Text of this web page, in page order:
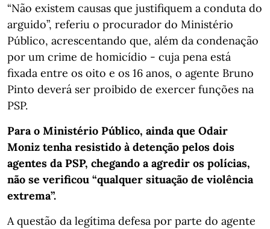
“Não existem causas que justifiquem a conduta do
arguido”, referiu o procurador do Ministério
Público, acrescentando que, além da condenação
por um crime de homicídio - cuja pena está
fixada entre os oito e os 16 anos, o agente Bruno
Pinto deverá ser proibido de exercer funções na
PSP.
Para o Ministério Público, ainda que Odair
Moniz tenha resistido à detenção pelos dois
agentes da PSP, chegando a agredir os polícias,
não se verificou “qualquer situação de violência
extrema”.
A questão da legítima defesa por parte do agente